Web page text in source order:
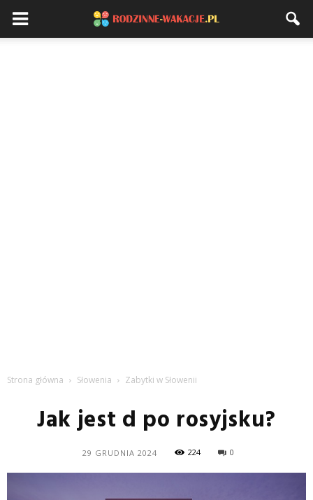
Strona główna Słowenia Zabytki w Słowenii
Jak jest d po rosyjsku?
29 GRUDNIA 2024 224 0